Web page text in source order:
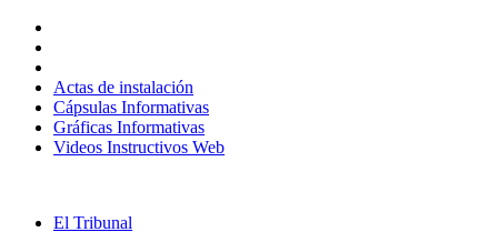
contenido
Actas de instalación
Cápsulas Informativas
Gráficas Informativas
Videos Instructivos Web
El Tribunal